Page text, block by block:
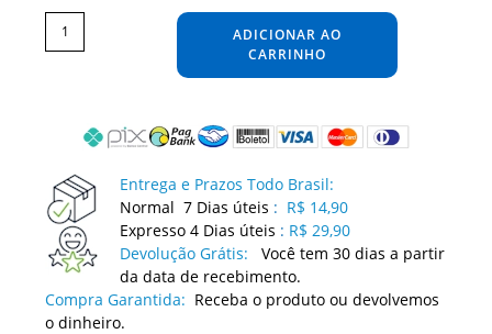
Adesivo
para
Cartao
Debito
ADICIONAR AO
CARRINHO
Entrega e Prazos Todo Brasil:
Normal 7 Dias úteis : R$ 14,90
Expresso 4 Dias úteis : R$ 29,90
Devolução Grátis:
Você tem 30 dias a partir
da data de recebimento.
Compra Garantida: Receba o produto ou devolvemos
o dinheiro.